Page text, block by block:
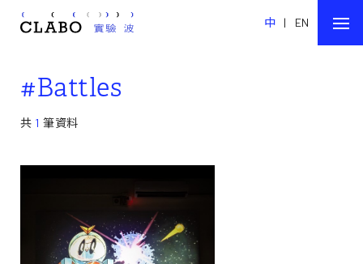
中 | EN
#Battles
共 1 筆資料